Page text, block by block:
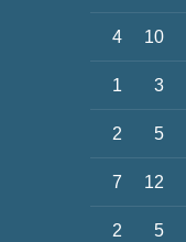
4 10
1 3
2 5
7 12
2 5